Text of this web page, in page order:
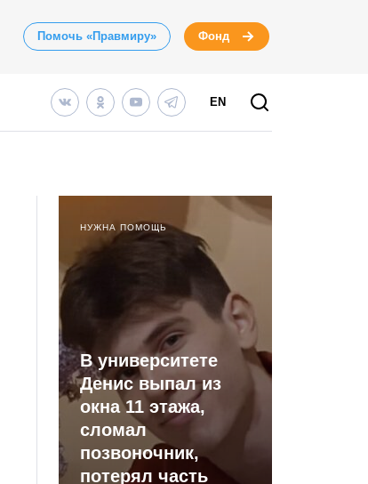
Помочь «Правмиру» Фонд
EN
НУЖНА ПОМОЩЬ
В университете
Денис выпал из
окна 11 этажа,
сломал
позвоночник,
потерял часть